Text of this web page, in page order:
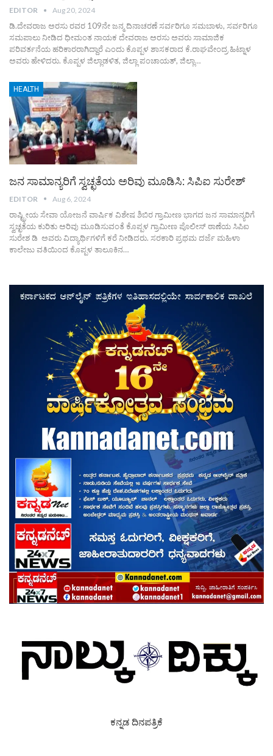
EDITOR Aug 20, 2024
ಡಿ.ದೇವರಾಜ ಅರಸು ರವರ 109ನೇ ಜನ್ಮ ದಿನಾಚರಣೆ ಸರ್ವರಿಗೂ ಸಮಬಾಳು, ಸರ್ವರಿಗೂ
ಸಮಪಾಲು ನೀಡಿದ ಧೀಮಂತ ನಾಯಕ ದೇವರಾಜ ಅರಸು ಅವರು ಸಾಮಾಜಿಕ
ಪರಿವರ್ತನೆಯ ಹರಿಕಾರರಾಗಿದ್ದಾರೆ ಎಂದು ಕೊಪ್ಪಳ ಶಾಸಕರಾದ ಕೆ.ರಾಘವೇಂದ್ರ ಹಿಟ್ನಾಳ
ಅವರು ಹೇಳಿದರು. ಕೊಪ್ಪಳ ಜಿಲ್ಲಾಡಳಿತ, ಜಿಲ್ಲಾ ಪಂಚಾಯತ್, ಜಿಲ್ಲಾ…
HEALTH
ಜನ ಸಾಮಾನ್ಯರಿಗೆ ಸ್ವಚ್ಛತೆಯ ಅರಿವು ಮೂಡಿಸಿ: ಸಿಪಿಐ ಸುರೇಶ್
EDITOR Aug 6, 2024
ರಾಷ್ಟ್ರೀಯ ಸೇವಾ ಯೋಜನೆ ವಾರ್ಷಿಕ ವಿಶೇಷ ಶಿಬಿರ ಗ್ರಾಮೀಣ ಭಾಗದ ಜನ ಸಾಮಾನ್ಯರಿಗೆ
ಸ್ವಚ್ಛತೆಯ ಕುರಿತು ಅರಿವು ಮೂಡಿಸುವಂತೆ ಕೊಪ್ಪಳ ಗ್ರಾಮೀಣ ಪೊಲೀಸ್ ಠಾಣೆಯ ಸಿಪಿಐ
ಸುರೇಶ ಡಿ ಅವರು ವಿದ್ಯಾರ್ಥಿಗಳಿಗೆ ಕರೆ ನೀಡಿದರು. ಸರಕಾರಿ ಪ್ರಥಮ ದರ್ಜೆ ಮಹಿಳಾ
ಕಾಲೇಜು ವತಿಯಿಂದ ಕೊಪ್ಪಳ ತಾಲೂಕಿನ…
ಕನ್ನಡ ದಿನಪತ್ರಿಕೆ